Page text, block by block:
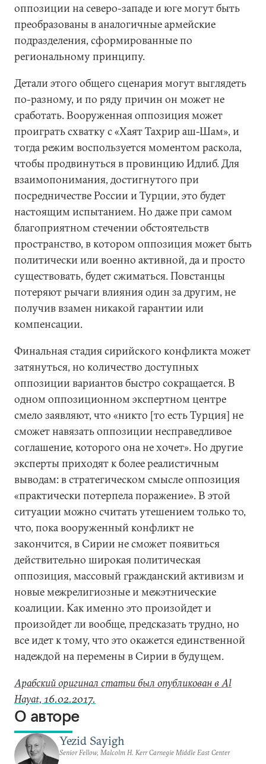
оппозиции на северо-западе и юге могут быть
преобразованы в аналогичные армейские
подразделения, сформированные по
региональному принципу.
Детали этого общего сценария могут выглядеть
по-разному, и по ряду причин он может не
сработать. Вооруженная оппозиция может
проиграть схватку с «Хаят Тахрир аш-Шам», и
тогда режим воспользуется моментом раскола,
чтобы продвинуться в провинцию Идлиб. Для
взаимопонимания, достигнутого при
посредничестве России и Турции, это будет
настоящим испытанием. Но даже при самом
благоприятном стечении обстоятельств
пространство, в котором оппозиция может быть
политически или военно активной, да и просто
существовать, будет сжиматься. Повстанцы
потеряют рычаги влияния один за другим, не
получив взамен никакой гарантии или
компенсации.
Финальная стадия сирийского конфликта может
затянуться, но количество доступных
оппозиции вариантов быстро сокращается. В
одном оппозиционном экспертном центре
смело заявляют, что «никто [то есть Турция] не
сможет навязать оппозиции несправедливое
соглашение, которого она не хочет». Но другие
эксперты приходят к более реалистичным
выводам: в стратегическом смысле оппозиция
«практически потерпела поражение». В этой
ситуации можно считать утешением только то,
что, пока вооруженный конфликт не
закончится, в Сирии не сможет появиться
действительно широкая политическая
оппозиция, массовый гражданский активизм и
новые межрелигиозные и межэтнические
коалиции. Как именно это произойдет и
произойдет ли вообще, предсказать трудно, но
все идет к тому, что это окажется единственной
надеждой на перемены в Сирии в будущем.
Арабский оригинал статьи был опубликован в Al
Hayat, 16.02.2017.
О авторе
Yezid Sayigh
Senior Fellow, Malcolm H. Kerr Carnegie Middle East Center